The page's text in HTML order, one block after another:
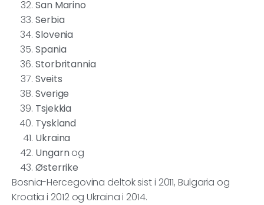
San Marino
Serbia
Slovenia
Spania
Storbritannia
Sveits
Sverige
Tsjekkia
Tyskland
Ukraina
Ungarnog
Østerrike
Bosnia-Hercegovina deltok sist i 2011, Bulgaria og
Kroatia i 2012 og Ukraina i 2014.